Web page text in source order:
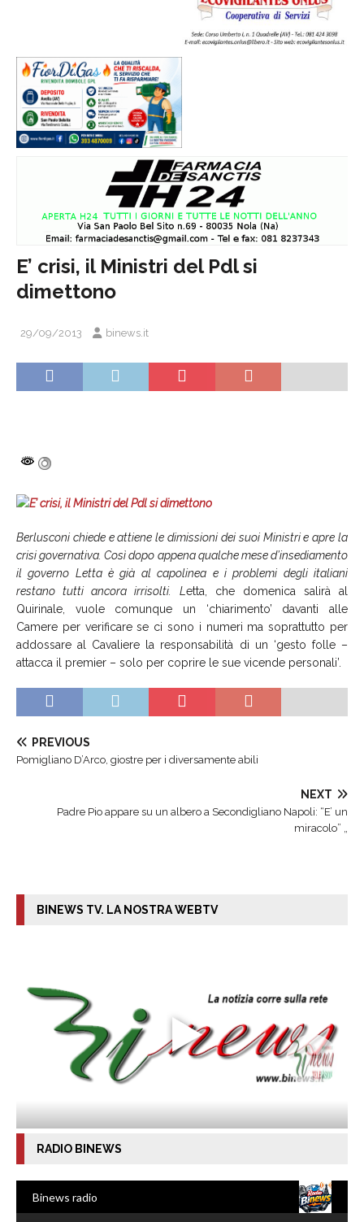
E’ crisi, il Ministri del Pdl si
dimettono
29/09/2013 binews.it
Berlusconi chiede e attiene le dimissioni dei suoi Ministri e apre la
crisi governativa. Così dopo appena qualche mese d’insediamento
il governo Letta è già al capolinea e i problemi degli italiani
restano tutti ancora irrisolti. Letta, che domenica salirà al
Quirinale, vuole comunque un ‘chiarimento’ davanti alle
Camere per verificare se ci sono i numeri ma soprattutto per
addossare al Cavaliere la responsabilità di un ‘gesto folle –
attacca il premier – solo per coprire le sue vicende personali’.
PREVIOUS
Pomigliano D’Arco, giostre per i diversamente abili
NEXT
Padre Pio appare su un albero a Secondigliano Napoli: “E’ un
miracolo” „
BINEWS TV. LA NOSTRA WEBTV
RADIO BINEWS